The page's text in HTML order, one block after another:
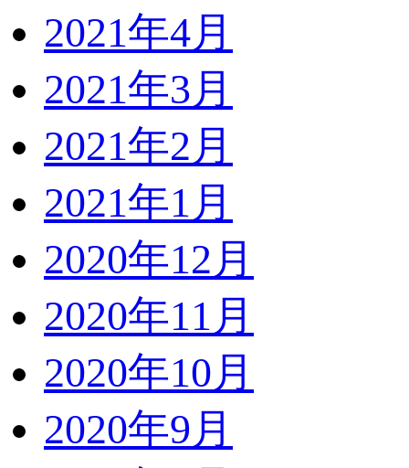
2021年4月
2021年3月
2021年2月
2021年1月
2020年12月
2020年11月
2020年10月
2020年9月